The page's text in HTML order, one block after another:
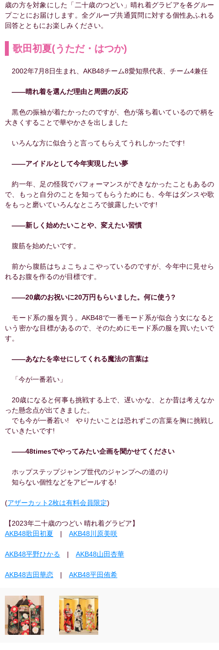
歳の方を対象にした「二十歳のつどい」晴れ着グラビアを各グルー
プごとにお届けします。全グループ共通質問に対する個性あふれる
回答とともにお楽しみください。
歌田初夏(うただ・はつか)
2002年7月8日生まれ、AKB48チーム8愛知県代表、チーム4兼任
――晴れ着を選んだ理由と周囲の反応
黒色の振袖が着たかったのですが、色が落ち着いているので柄を
大きくすることで華やかさを出しました
いろんな方に似合うと言ってもらえてうれしかったです!
――アイドルとして今年実現したい夢
約一年、足の怪我でパフォーマンスができなかったこともあるの
で、もっと自分のことを知ってもらうためにも、今年はダンスや歌
をもっと磨いていろんなところで披露したいです!
――新しく始めたいことや、変えたい習慣
腹筋を始めたいです。
前から腹筋はちょこちょこやっているのですが、今年中に見せら
れるお腹を作るのが目標です。
――20歳のお祝いに20万円もらいました。何に使う?
モード系の服を買う。AKB48で一番モード系が似合う女になると
いう密かな目標があるので、そのためにモード系の服を買いたいで
す。
――あなたを幸せにしてくれる魔法の言葉は
「今が一番若い」
20歳になると何事も挑戦する上で、遅いかな、とか昔は考えなか
った懸念点が出てきました。
でも今が一番若い! やりたいことは恐れずこの言葉を胸に挑戦し
ていきたいです!
――48timesでやってみたい企画を聞かせてください
ホップステップジャンプ世代のジャンプへの道のり
知らない個性などをアピールする!
(アザーカット2枚は有料会員限定)
【2023年二十歳のつどい 晴れ着グラビア】
AKB48歌田初夏 | AKB48川原美咲
AKB48平野ひかる | AKB48山田杏華
AKB48吉田華恋 | AKB48平田侑希